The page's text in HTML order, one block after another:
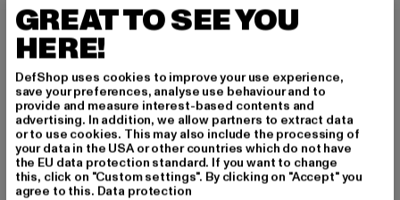
BRANDIT
Ladies BDU Ripstop
37,99 EUR
Derzeitiger Preis: 37,99 EUR
BRANDIT
M65 Ladies
28,99 EUR
Derzeitiger Preis: 28,99 EUR
49,99 EURAktionspreis:
GREAT TO SEE YOU
HERE!
DefShop uses cookies to improve your use experience,
save your preferences, analyse use behaviour and to
provide and measure interest-based contents and
advertising. In addition, we allow partners to extract data
or to use cookies. This may also include the processing of
your data in the USA or other countries which do not have
the EU data protection standard. If you want to change
this, click on "Custom settings". By clicking on "Accept" you
agree to this. Data protection